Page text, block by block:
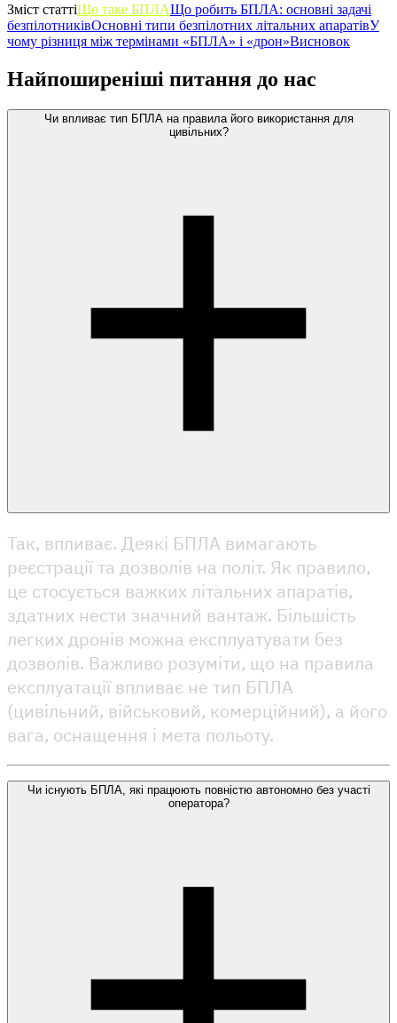
Зміст статтіЩо таке БПЛАЩо робить БПЛА: основні задачі
безпілотниківОсновні типи безпілотних літальних апаратівУ
чому різниця між термінами «БПЛА» і «дрон»Висновок
Найпоширеніші питання до нас
Чи впливає тип БПЛА на правила його використання для
цивільних?
Так, впливає. Деякі БПЛА вимагають
реєстрації та дозволів на політ. Як правило,
це стосується важких літальних апаратів,
здатних нести значний вантаж. Більшість
легких дронів можна експлуатувати без
дозволів. Важливо розуміти, що на правила
експлуатації впливає не тип БПЛА
(цивільний, військовий, комерційний), а його
вага, оснащення і мета польоту.
Чи існують БПЛА, які працюють повністю автономно без участі
оператора?